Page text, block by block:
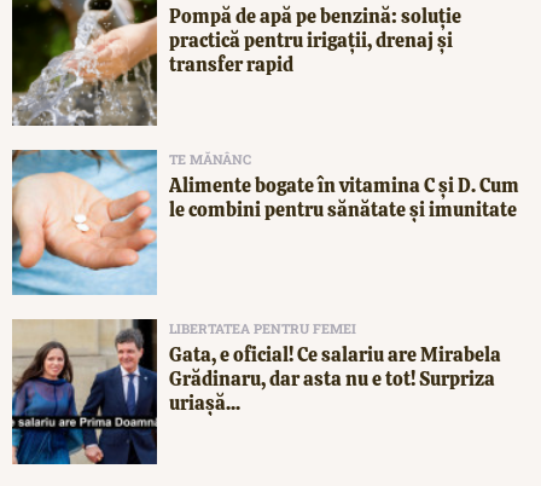
Pompă de apă pe benzină: soluție
practică pentru irigații, drenaj și
transfer rapid
TE MĂNÂNC
Alimente bogate în vitamina C și D. Cum
le combini pentru sănătate și imunitate
LIBERTATEA PENTRU FEMEI
Gata, e oficial! Ce salariu are Mirabela
Grădinaru, dar asta nu e tot! Surpriza
uriașă...